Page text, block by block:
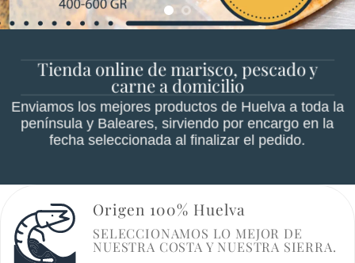
Tienda online de marisco, pescado y
carne a domicilio
Enviamos los mejores productos de Huelva a toda la
península y Baleares, sirviendo por encargo en la
fecha seleccionada al finalizar el pedido.
Origen 100% Huelva
SELECCIONAMOS LO MEJOR DE
NUESTRA COSTA Y NUESTRA SIERRA.